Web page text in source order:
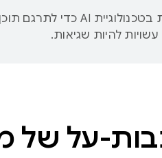
‫Google משתמשת בטכנולוגיית AI כדי לתרגם תוכן
להיות שגיאות.
על של